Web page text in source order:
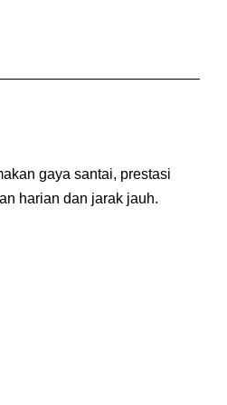
gaya santai, prestasi
harian dan jarak jauh.